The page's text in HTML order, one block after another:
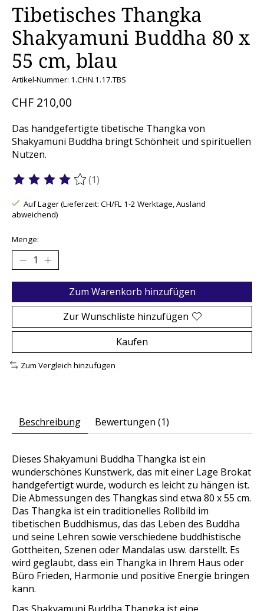
Tibetisches Thangka
Shakyamuni Buddha 80 x
55 cm, blau
Artikel-Nummer: 1.CHN.1.17.TBS
CHF 210,00
Das handgefertigte tibetische Thangka von
Shakyamuni Buddha bringt Schönheit und spirituellen
Nutzen.
Die Bewertung dieses Produkts ist
(1)
Auf Lager (Lieferzeit: CH/FL 1-2 Werktage, Ausland
abweichend)
Menge:
Zum Warenkorb hinzufügen
Zur Wunschliste hinzufügen
Kaufen
Zum Vergleich hinzufügen
Beschreibung Bewertungen (1)
Dieses Shakyamuni Buddha Thangka ist ein
wunderschönes Kunstwerk, das mit einer Lage Brokat
handgefertigt wurde, wodurch es leicht zu hängen ist.
Die Abmessungen des Thangkas sind etwa 80 x 55 cm.
Das Thangka ist ein traditionelles Rollbild im
tibetischen Buddhismus, das das Leben des Buddha
und seine Lehren sowie verschiedene buddhistische
Gottheiten, Szenen oder Mandalas usw. darstellt. Es
wird geglaubt, dass ein Thangka in Ihrem Haus oder
Büro Frieden, Harmonie und positive Energie bringen
kann.